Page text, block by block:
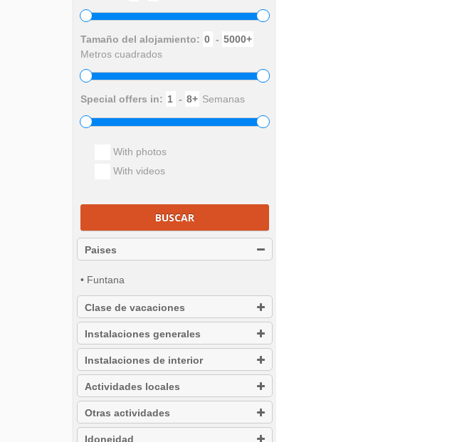
Tamaño del alojamiento:
-
Metros cuadrados
Special offers in: - Semanas
With photos
With videos
BUSCAR
Paises
• Funtana
Clase de vacaciones
Instalaciones generales
Instalaciones de interior
Actividades locales
Otras actividades
Idoneidad